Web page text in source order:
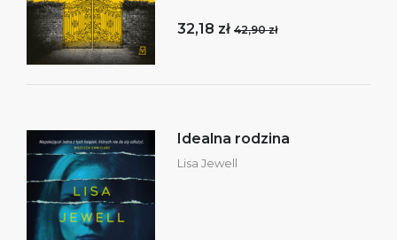
32,18 zł 42,90 zł
Idealna rodzina
Lisa Jewell